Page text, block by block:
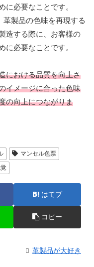
に必要なことです。
製品の色味を再現する
造する際に、お客様の
に必要なことです。
における品質を向上さ
イメージに合った色味
の向上につながりま
マンセル色票
はてブ
コピー
革製品が大好き